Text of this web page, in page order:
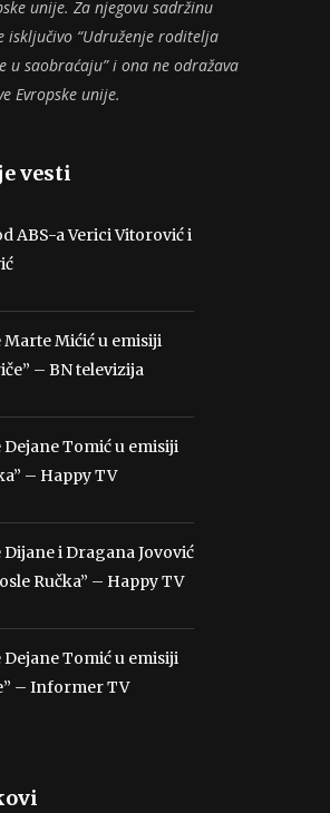
unije. Za njegovu sadržinu
isključivo “Udruženje roditelja
u saobraćaju” i ona ne odražava
Evropske unije.
vesti
ABS-a Verici Vitorović i
Marte Mićić u emisiji
– BN televizija
Dejane Tomić u emisiji
– Happy TV
Dijane i Dragana Jovović
Ručka” – Happy TV
Dejane Tomić u emisiji
– Informer TV